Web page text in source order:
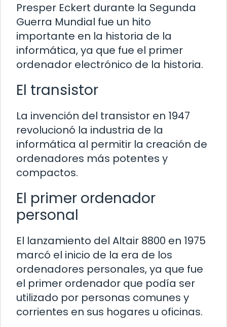
Presper Eckert durante la Segunda
Guerra Mundial fue un hito
importante en la historia de la
informática, ya que fue el primer
ordenador electrónico de la historia.
El transistor
La invención del transistor en 1947
revolucionó la industria de la
informática al permitir la creación de
ordenadores más potentes y
compactos.
El primer ordenador
personal
El lanzamiento del Altair 8800 en 1975
marcó el inicio de la era de los
ordenadores personales, ya que fue
el primer ordenador que podía ser
utilizado por personas comunes y
corrientes en sus hogares u oficinas.